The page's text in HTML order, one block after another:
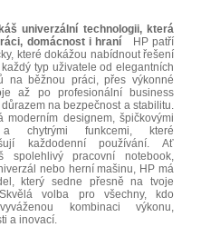
univerzální technologii, která
domácnost i hraní HP patří
které dokážou nabídnout řešení
typ uživatele od elegantních
na běžnou práci, přes výkonné
až po profesionální business
na bezpečnost a stabilitu.
moderním designem, špičkovými
chytrými funkcemi, které
každodenní používání. Ať
spolehlivý pracovní notebook,
nebo herní mašinu, HP má
který sedne přesně na tvoje
volba pro všechny, kdo
kombinaci výkonu,
a inovací.